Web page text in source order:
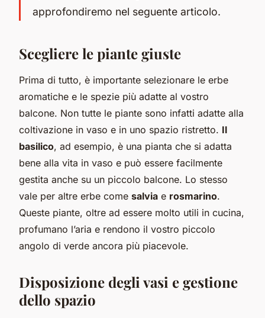
approfondiremo nel seguente articolo.
Scegliere le piante giuste
Prima di tutto, è importante selezionare le erbe
aromatiche e le spezie più adatte al vostro
balcone. Non tutte le piante sono infatti adatte alla
coltivazione in vaso e in uno spazio ristretto. Il
basilico, ad esempio, è una pianta che si adatta
bene alla vita in vaso e può essere facilmente
gestita anche su un piccolo balcone. Lo stesso
vale per altre erbe come salvia e rosmarino.
Queste piante, oltre ad essere molto utili in cucina,
profumano l’aria e rendono il vostro piccolo
angolo di verde ancora più piacevole.
Disposizione degli vasi e gestione
dello spazio